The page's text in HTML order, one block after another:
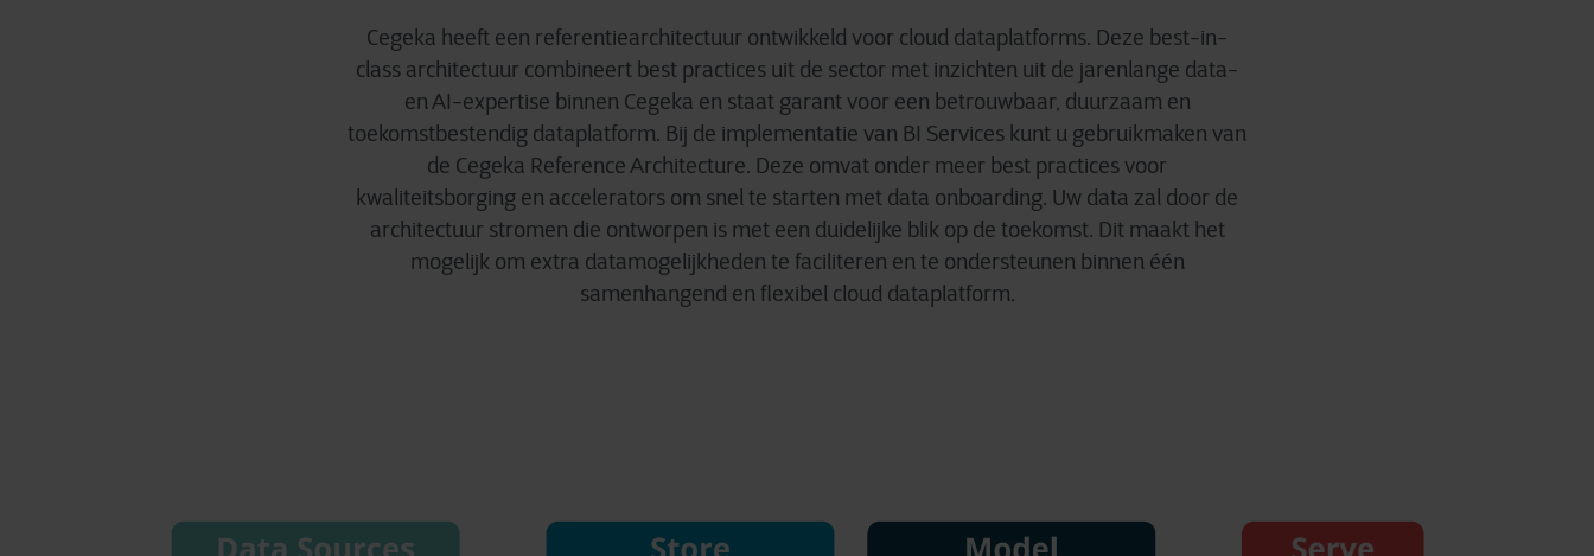
Cegeka heeft een referentiearchitectuur ontwikkeld voor cloud dataplatforms. Deze best-in-
class architectuur combineert best practices uit de sector met inzichten uit de jarenlange data-
en AI-expertise binnen Cegeka en staat garant voor een betrouwbaar, duurzaam en
toekomstbestendig dataplatform. Bij de implementatie van BI Services kunt u gebruikmaken van
de Cegeka Reference Architecture. Deze omvat onder meer best practices voor
kwaliteitsborging en accelerators om snel te starten met data onboarding. Uw data zal door de
architectuur stromen die ontworpen is met een duidelijke blik op de toekomst. Dit maakt het
mogelijk om extra datamogelijkheden te faciliteren en te ondersteunen binnen één
samenhangend en flexibel cloud dataplatform.